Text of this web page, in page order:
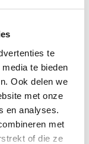
te
te bieden
Ook delen we
met onze
en analyses.
met
of die ze
en eenvoudig
en voor de